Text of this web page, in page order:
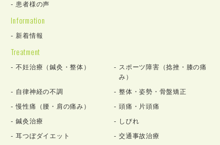
患者様の声
Information
新着情報
Treatment
不妊治療（鍼灸・整体）
スポーツ障害（捻挫・膝の痛
み）
自律神経の不調
整体・姿勢・骨盤矯正
慢性痛（腰・肩の痛み）
頭痛・片頭痛
鍼灸治療
しびれ
耳つぼダイエット
交通事故治療